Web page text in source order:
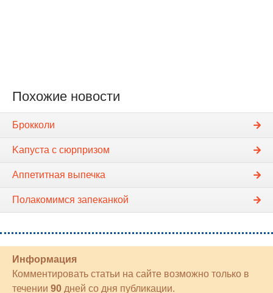
Похожие новости
Брокколи
Kапуста с сюрпризом
Аппетитная выпечка
Полакомимся запеканкой
Информация
Комментировать статьи на сайте возможно только в
течении 90 дней со дня публикации.